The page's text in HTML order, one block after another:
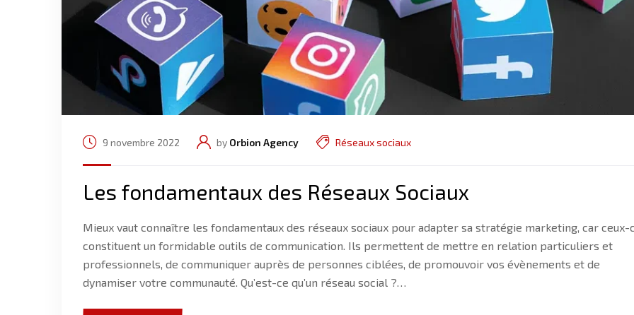
9 novembre 2022 by Orbion Agency Réseaux sociaux
Les fondamentaux des Réseaux Sociaux
Mieux vaut connaître les fondamentaux des réseaux sociaux pour adapter sa stratégie marketing, car ceux-
constituent un formidable outils de communication. Ils permettent de mettre en relation particuliers et
professionnels, de communiquer auprès de personnes ciblées, de promouvoir vos évènements et de
dynamiser votre communauté. Qu’est-ce qu’un réseau social ?…